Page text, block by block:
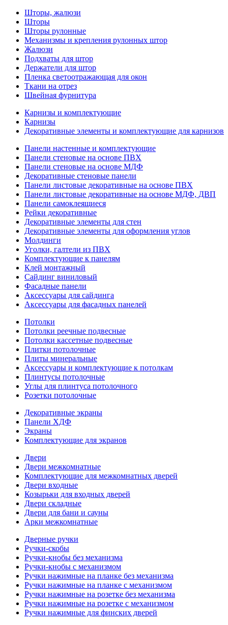
Шторы, жалюзи
Шторы
Шторы рулонные
Механизмы и крепления рулонных штор
Жалюзи
Подхваты для штор
Держатели для штор
Пленка светоотражающая для окон
Ткани на отрез
Швейная фурнитура
Карнизы и комплектующие
Карнизы
Декоративные элементы и комплектующие для карнизов
Панели настенные и комплектующие
Панели стеновые на основе ПВХ
Панели стеновые на основе МДФ
Декоративные стеновые панели
Панели листовые декоративные на основе ПВХ
Панели листовые декоративные на основе МДФ, ДВП
Панели самоклеящиеся
Рейки декоративные
Декоративные элементы для стен
Декоративные элементы для оформления углов
Молдинги
Уголки, галтели из ПВХ
Комплектующие к панелям
Клей монтажный
Сайдинг виниловый
Фасадные панели
Аксессуары для сайдинга
Аксессуары для фасадных панелей
Потолки
Потолки реечные подвесные
Потолки кассетные подвесные
Плитки потолочные
Плиты минеральные
Аксессуары и комплектующие к потолкам
Плинтусы потолочные
Углы для плинтуса потолочного
Розетки потолочные
Декоративные экраны
Панели ХДФ
Экраны
Комплектующие для экранов
Двери
Двери межкомнатные
Комплектующие для межкомнатных дверей
Двери входные
Козырьки для входных дверей
Двери складные
Двери для бани и сауны
Арки межкомнатные
Дверные ручки
Ручки-скобы
Ручки-кнобы без механизма
Ручки-кнобы с механизмом
Ручки нажимные на планке без механизма
Ручки нажимные на планке с механизмом
Ручки нажимные на розетке без механизма
Ручки нажимные на розетке с механизмом
Ручки нажимные для финских дверей